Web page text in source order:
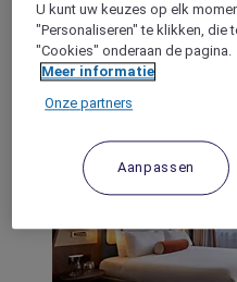
World
Europe
Poland
Gdynia
U kunt uw keuzes op elk
"Personaliseren" te klikken, die
"Cookies" onderaan de pagina.
Meer informatie
Onze partners
Aanpassen